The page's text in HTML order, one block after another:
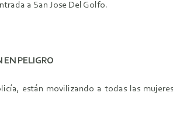
a San Jose Del Golfo.
EN PELIGRO
están movilizando a todas las